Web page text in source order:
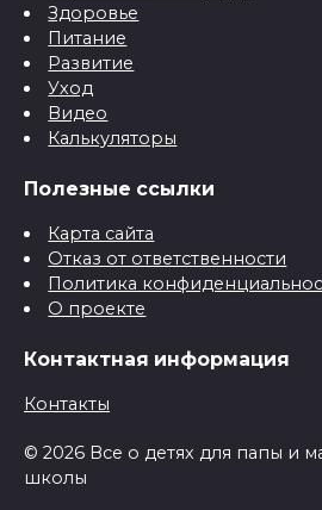
Здоровье
Питание
Развитие
Уход
Видео
Калькуляторы
Полезные ссылки
Карта сайта
Отказ от ответственности
Политика
О проекте
Контактная информация
Контакты
© 2026 Все о детях для папы и
школы